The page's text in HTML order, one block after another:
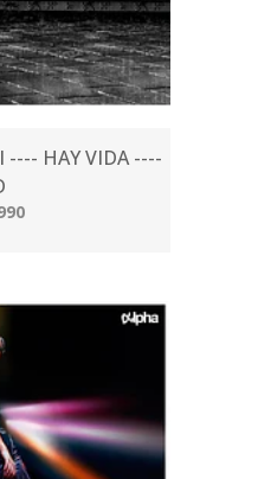
---- HAY VIDA ----